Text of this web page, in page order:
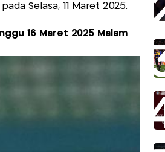
Selasa, 11 Maret 2025.
16 Maret 2025 Malam